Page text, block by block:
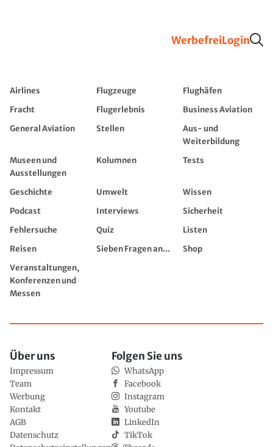
WerbefreiLogin
Airlines Flugzeuge
Flughäfen
Fracht
Flugerlebnis
Business Aviation
General Aviation
Stellen
Aus- und
Weiterbildung
Museen und
Ausstellungen
Kolumnen Tests
Geschichte Umwelt
Wissen
Podcast
Interviews
Sicherheit
Fehlersuche
Quiz
Listen
Reisen
Sieben Fragen an...
Shop
Veranstaltungen,
Konferenzen und
Messen
Über uns
Impressum
Team
Werbung
Kontakt
AGB
Datenschutz
Folgen Sie uns
WhatsApp
Facebook
Instagram
Youtube
LinkedIn
TikTok